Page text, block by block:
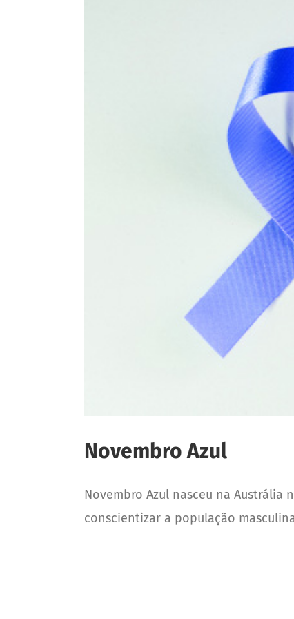
Novembro Azul
Novembro Azul nasceu na Austrália
conscientizar a população